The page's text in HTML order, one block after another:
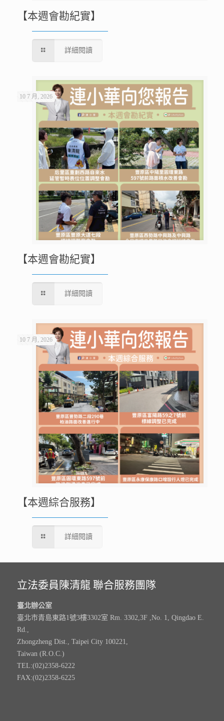
【本週會勘紀實】
詳細閱讀
10 7 月, 2026
【本週會勘紀實】
詳細閱讀
10 7 月, 2026
【本週綜合服務】
詳細閱讀
立法委員陳清龍 聯合服務團隊
臺北辦公室
臺北市青島東路1號3樓3302室 Rm. 3302,3F ,No. 1, Qingdao E.
Rd.,
Zhongzheng Dist., Taipei City 100221,
Taiwan (R.O.C.)
TEL:(02)2358-6222
FAX:(02)2358-6225